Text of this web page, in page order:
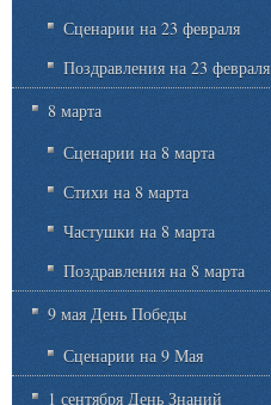
Сценарии на 23 февраля
Поздравления на 23 февраля
8 марта
Сценарии на 8 марта
Стихи на 8 марта
Частушки на 8 марта
Поздравления на 8 марта
9 мая День Победы
Сценарии на 9 Мая
1 сентября День Знаний